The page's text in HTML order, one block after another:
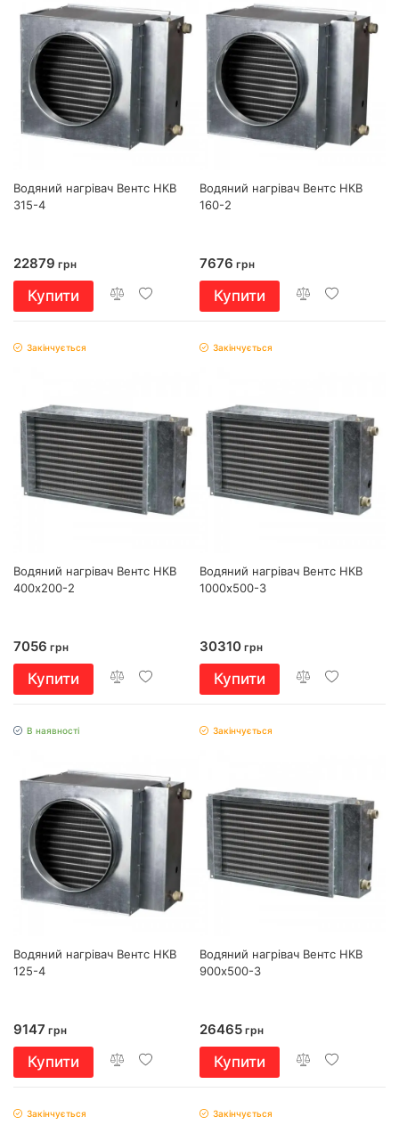
Водяний нагрівач Вентс НКВ
315-4
22879 грн
Купити
Водяний нагрівач Вентс НКВ
160-2
7676 грн
Купити
Закінчується
Водяний нагрівач Вентс НКВ
400х200-2
7056 грн
Купити
Закінчується
Водяний нагрівач Вентс НКВ
1000х500-3
30310 грн
Купити
В наявності
Водяний нагрівач Вентс НКВ
125-4
9147 грн
Купити
Закінчується
Водяний нагрівач Вентс НКВ
900х500-3
26465 грн
Купити
Закінчується Закінчується